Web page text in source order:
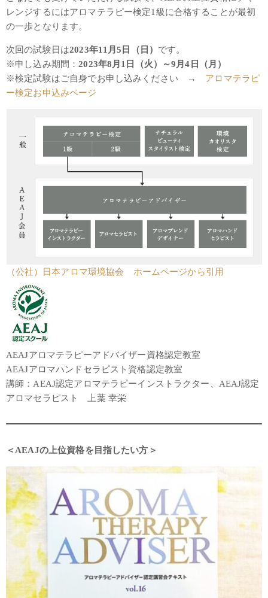
レンジするにはアロマテラピー検定1級に合格することが最初
の一歩となります。
次回の試験日は2023年11月5日（日） です。
※申し込み期間：2023年8月1日（火）～9月4日（月）
※検定試験はご自身でお申し込みください → アロマテラピ
ー検定お申込みページ
（公社）日本アロマ環境協会 ホームページから引用
AEAJアロマテラピーアドバイザー資格認定教室
AEAJアロマハンドセラピスト資格認定教室
講師：AEAJ認定アロマテラピーインストラクター、AEAJ認定
アロマセラピスト 上葉 幸栄
＜AEAJの上位資格を目指したい方＞